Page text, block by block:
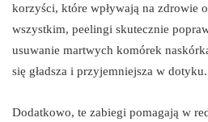
korzyści, które wpływają na zdrowie
wszystkim, peelingi skutecznie
usuwanie martwych komórek
się gładsza i przyjemniejsza w dotyku.
Dodatkowo, te zabiegi pomagają w